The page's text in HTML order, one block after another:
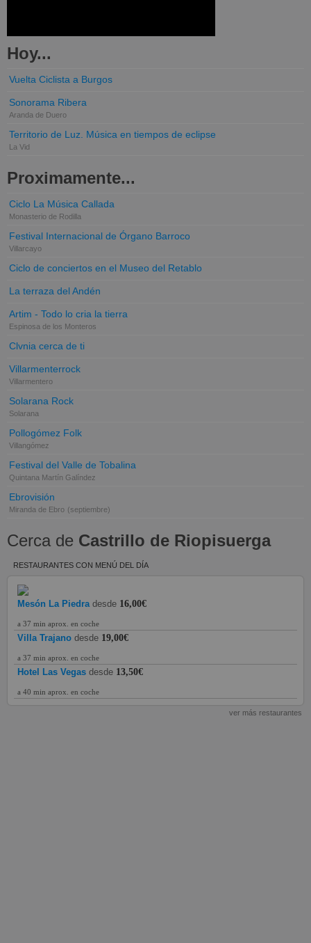
Hoy...
Vuelta Ciclista a Burgos
Sonorama Ribera
Aranda de Duero
Territorio de Luz. Música en tiempos de eclipse
La Vid
Proximamente...
Ciclo La Música Callada
Monasterio de Rodilla
Festival Internacional de Órgano Barroco
Villarcayo
Ciclo de conciertos en el Museo del Retablo
La terraza del Andén
Artim - Todo lo cria la tierra
Espinosa de los Monteros
Clvnia cerca de ti
Villarmenterrock
Villarmentero
Solarana Rock
Solarana
Pollogómez Folk
Villangómez
Festival del Valle de Tobalina
Quintana Martín Galíndez
Ebrovisión
Miranda de Ebro (septiembre)
Cerca de Castrillo de Riopisuerga
RESTAURANTES CON MENÚ DEL DÍA
Mesón La Piedra desde 16,00€
a 37 min aprox. en coche
Villa Trajano desde 19,00€
a 37 min aprox. en coche
Hotel Las Vegas desde 13,50€
a 40 min aprox. en coche
ver más restaurantes